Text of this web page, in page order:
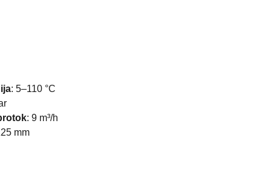
: 5–110 °C
: 9 m³/h
mm